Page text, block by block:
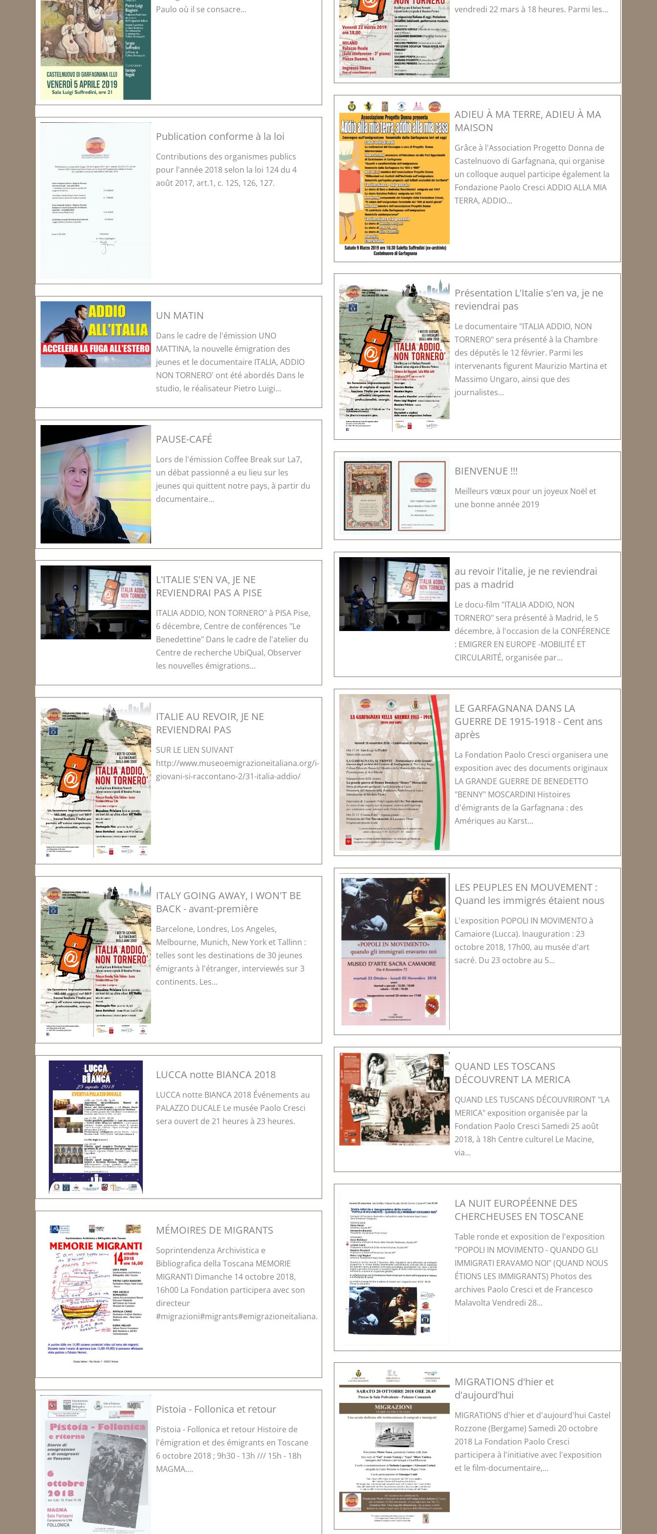
Paulo où il se consacre...
vendredi 22 mars à 18 heures. Parmi les...
ADIEU À MA TERRE, ADIEU À MA
MAISON
Grâce à l'Association Progetto Donna de
Castelnuovo di Garfagnana, qui organise
un colloque auquel participe également la
Fondazione Paolo Cresci ADDIO ALLA MIA
TERRA, ADDIO...
Publication conforme à la loi
Contributions des organismes publics
pour l'année 2018 selon la loi 124 du 4
août 2017, art.1, c. 125, 126, 127.
Présentation L'Italie s'en va, je ne
reviendrai pas
Le documentaire "ITALIA ADDIO, NON
TORNERO" sera présenté à la Chambre
des députés le 12 février. Parmi les
intervenants figurent Maurizio Martina et
Massimo Ungaro, ainsi que des
journalistes...
UN MATIN
Dans le cadre de l'émission UNO
MATTINA, la nouvelle émigration des
jeunes et le documentaire ITALIA, ADDIO
NON TORNERO' ont été abordés Dans le
studio, le réalisateur Pietro Luigi...
PAUSE-CAFÉ
Lors de l'émission Coffee Break sur La7,
un débat passionné a eu lieu sur les
jeunes qui quittent notre pays, à partir du
documentaire...
BIENVENUE !!!
Meilleurs vœux pour un joyeux Noël et
une bonne année 2019
au revoir l'italie, je ne reviendrai
pas a madrid
Le docu-film "ITALIA ADDIO, NON
TORNERO" sera présenté à Madrid, le 5
décembre, à l'occasion de la CONFÉRENCE
: EMIGRER EN EUROPE -MOBILITÉ ET
CIRCULARITÉ, organisée par...
L'ITALIE S'EN VA, JE NE
REVIENDRAI PAS A PISE
ITALIA ADDIO, NON TORNERO" à PISA Pise,
6 décembre, Centre de conférences "Le
Benedettine" Dans le cadre de l'atelier du
Centre de recherche UbiQual, Observer
les nouvelles émigrations...
LE GARFAGNANA DANS LA
GUERRE DE 1915-1918 - Cent ans
après
La Fondation Paolo Cresci organisera une
exposition avec des documents originaux
LA GRANDE GUERRE DE BENEDETTO
"BENNY" MOSCARDINI Histoires
d'émigrants de la Garfagnana : des
Amériques au Karst...
ITALIE AU REVOIR, JE NE
REVIENDRAI PAS
SUR LE LIEN SUIVANT
http://www.museoemigrazioneitaliana.org/i-
giovani-si-raccontano-2/31-italia-addio/
LES PEUPLES EN MOUVEMENT :
Quand les immigrés étaient nous
L'exposition POPOLI IN MOVIMENTO à
Camaiore (Lucca). Inauguration : 23
octobre 2018, 17h00, au musée d'art
sacré. Du 23 octobre au 5...
ITALY GOING AWAY, I WON'T BE
BACK - avant-première
Barcelone, Londres, Los Angeles,
Melbourne, Munich, New York et Tallinn :
telles sont les destinations de 30 jeunes
émigrants à l'étranger, interviewés sur 3
continents. Les...
QUAND LES TOSCANS
DÉCOUVRENT LA MERICA
QUAND LES TUSCANS DÉCOUVRIRONT "LA
MERICA" exposition organisée par la
Fondation Paolo Cresci Samedi 25 août
2018, à 18h Centre culturel Le Macine,
via...
LUCCA notte BIANCA 2018
LUCCA notte BIANCA 2018 Événements au
PALAZZO DUCALE Le musée Paolo Cresci
sera ouvert de 21 heures à 23 heures.
LA NUIT EUROPÉENNE DES
CHERCHEUSES EN TOSCANE
Table ronde et exposition de l'exposition
"POPOLI IN MOVIMENTO - QUANDO GLI
IMMIGRATI ERAVAMO NOI" (QUAND NOUS
ÉTIONS LES IMMIGRANTS) Photos des
archives Paolo Cresci et de Francesco
Malavolta Vendredi 28...
MÉMOIRES DE MIGRANTS
Soprintendenza Archivistica e
Bibliografica della Toscana MEMORIE
MIGRANTI Dimanche 14 octobre 2018,
16h00 La Fondation participera avec son
directeur
#migrazioni#migrants#emigrazioneitaliana.
MIGRATIONS d'hier et
d'aujourd'hui
MIGRATIONS d'hier et d'aujourd'hui Castel
Rozzone (Bergame) Samedi 20 octobre
2018 La Fondation Paolo Cresci
participera à l'initiative avec l'exposition
et le film-documentaire,...
Pistoia - Follonica et retour
Pistoia - Follonica et retour Histoire de
l'émigration et des émigrants en Toscane
6 octobre 2018 ; 9h30 - 13h /// 15h - 18h
MAGMA....